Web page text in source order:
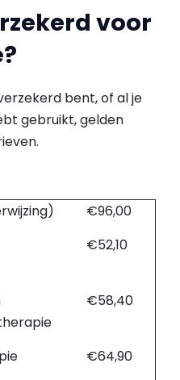
voor
bent, of al je
gebruikt, gelden
€96,00
€52,10
€58,40
€64,90